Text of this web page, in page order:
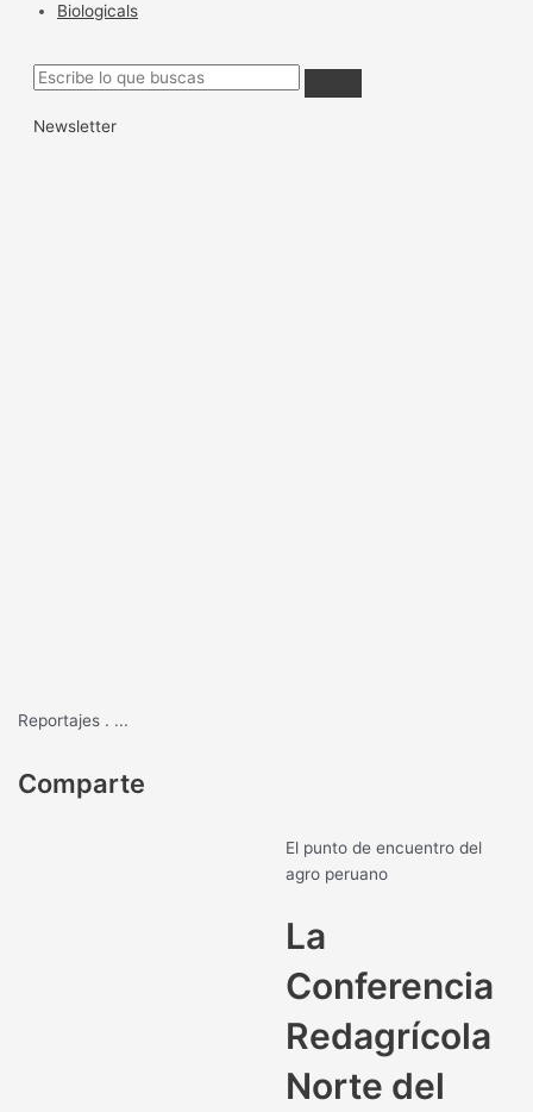
Biologicals
Newsletter
Reportajes . ...
Comparte
El punto de encuentro del
agro peruano
La
Conferencia
Redagrícola
Norte del